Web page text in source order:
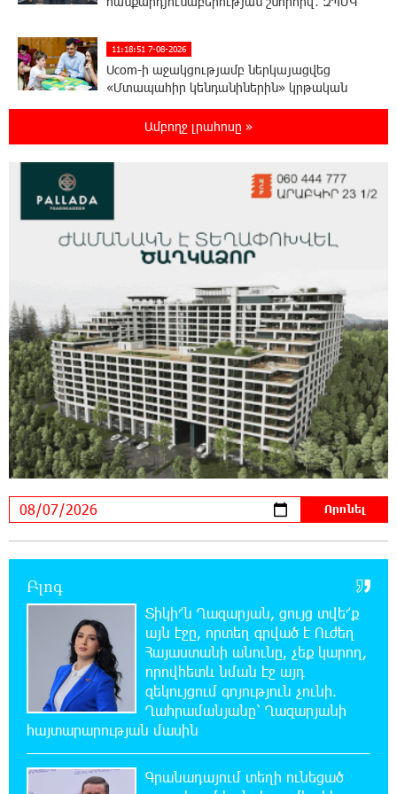
11:18:51 7-08-2026
Ucom-ի աջակցությամբ ներկայացվեց
«Մտապահիր կենդանիներին» կրթական
Այսօր ժամը 15:00 ից «Ուժեղ Հայաստան»-ի
պատգամավորները կլքեն ԱԺ-ն և կշարժվեն
դեպի Էջմիածին. Նարեկ Կարապետյան
11:06:57 7-08-2026
դատում են Ամենայն Հայոց Կաթողիկոսին․
Մարիաննա Ղահրամանյան
10:44:42 7-08-2026
«ՀայաՔվեն» կանգնած է Հայ առաքելական
եկեղեցու պաշտպանության առաջնագծում
10:40:33 7-08-2026
«ՀայաՔվե»-ն խստորեն դատապարտում է
քրեական հետապնդումը
ուժերի պահեստազորի փոխգնդապետ, հետախուզական
զորքերի սպա Արսեն Վարդանյանի ծննդյան տարեդարձն է
0:50:31 7-08-2026
Օգոստոսի 7-ին, 10-ին, 11-ին, 12-ին և 13-ին
գազ չի լինելու․ հասցեներ
0:30:31 7-08-2026
Հնդկաստանի հյուսիս-արևելքում տեղի
Ամբողջ լրահոսը »
Բլոգ
Տիկի՜ն Ղազարյան, ցույց տվե՜ք
այն էջը, որտեղ գրված է Ուժեղ
Հայաստանի անունը, չեք կարող,
որովհետև նման էջ այդ
զեկույցում գոյություն չունի.
Ղահրամանյանը՝ Ղազարյանի
հայտարարության մասին
Գրանադայում տեղի ունեցած